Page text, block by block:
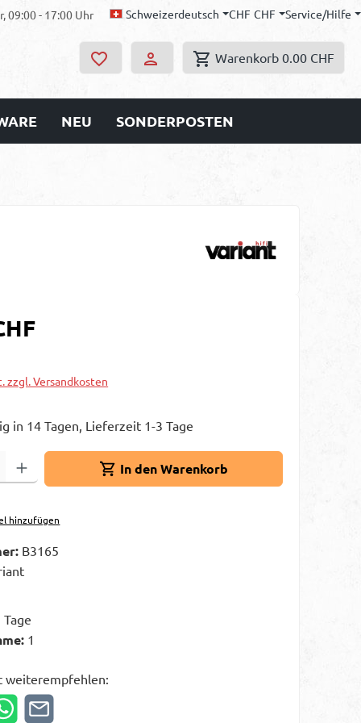
09:00 - 17:00 Uhr Schweizerdeutsch CHF CHF Service/Hilfe
Warenkorb 0.00 CHF
NEU SONDERPOSTEN
zzgl. Versandkosten
in 14 Tagen, Lieferzeit 1-3 Tage
den gewünschten Wert ein oder benutze die Schaltflächen um die
In den Warenkorb
hinzufügen
B3165
Tage
1
weiterempfehlen: